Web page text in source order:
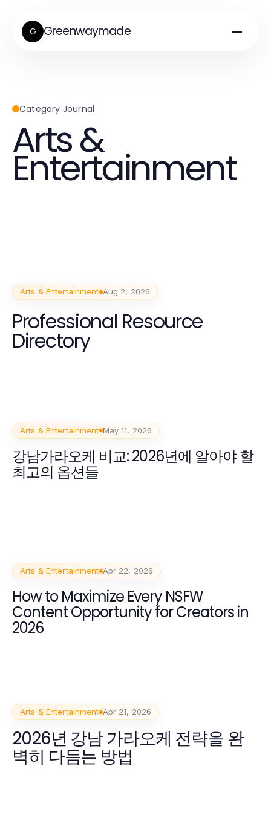
G Greenwaymade
Category Journal
Arts &
Entertainment
Arts & Entertainment Aug 2, 2026
Professional Resource
Directory
Arts & Entertainment May 11, 2026
강남가라오케 비교: 2026년에 알아야 할
최고의 옵션들
Arts & Entertainment Apr 22, 2026
How to Maximize Every NSFW
Content Opportunity for Creators in
2026
Arts & Entertainment Apr 21, 2026
2026년 강남 가라오케 전략을 완
벽히 다듬는 방법